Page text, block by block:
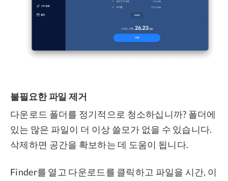
불필요한 파일 제거
다운로드 폴더를 정기적으로 청소하십니까? 폴더에
있는 많은 파일이 더 이상 쓸모가 없을 수 있습니다.
삭제하면 공간을 확보하는 데 도움이 됩니다.
Finder를 열고 다운로드를 클릭하고 파일을 시간, 이